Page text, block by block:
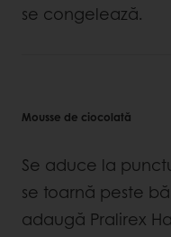
se congelează.
Mousse de ciocolată
Se aduce la
se toarnă peste
adaugă Pralirex